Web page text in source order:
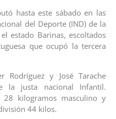
hasta este sábado en las
del Deporte (IND) de la
estado Barinas, escoltados
que ocupó la tercera
Rodríguez y José Tarache
la justa nacional Infantil.
28 kilogramos masculino y
44 kilos.